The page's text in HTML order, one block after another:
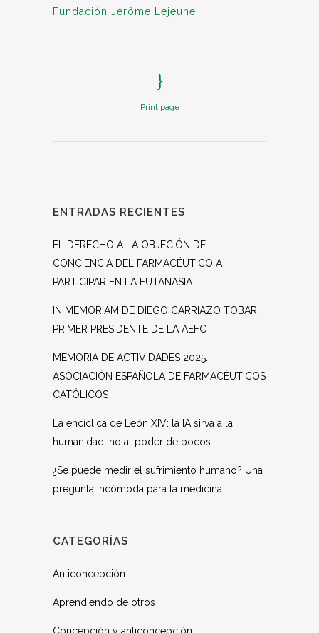
Fundación Jerôme Lejeune
Print page
ENTRADAS RECIENTES
EL DERECHO A LA OBJECIÓN DE
CONCIENCIA DEL FARMACÉUTICO A
PARTICIPAR EN LA EUTANASIA
IN MEMORIAM DE DIEGO CARRIAZO TOBAR,
PRIMER PRESIDENTE DE LA AEFC
MEMORIA DE ACTIVIDADES 2025.
ASOCIACIÓN ESPAÑOLA DE FARMACÉUTICOS
CATÓLICOS
La encíclica de León XIV: la IA sirva a la
humanidad, no al poder de pocos
¿Se puede medir el sufrimiento humano? Una
pregunta incómoda para la medicina
CATEGORÍAS
Anticoncepción
Aprendiendo de otros